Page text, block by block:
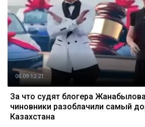
06.09 12:21
За что судят блогера
чиновники разоблачили самый
Казахстана